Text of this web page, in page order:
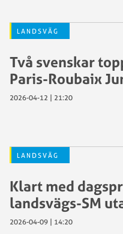
LANDSVÄG
Två svenskar
Paris-Roubaix
2026-04-12 | 21:20
LANDSVÄG
Klart med
landsvägs-SM
2026-04-09 | 14:20